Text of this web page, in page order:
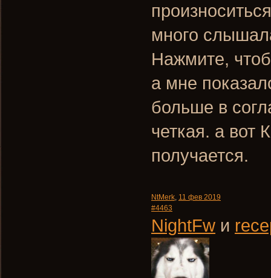
много
Нажмите,
а мне
больше в
четкая. а вот
получается.
NtMerk, 11 фев 2019
#4463
NightFw и